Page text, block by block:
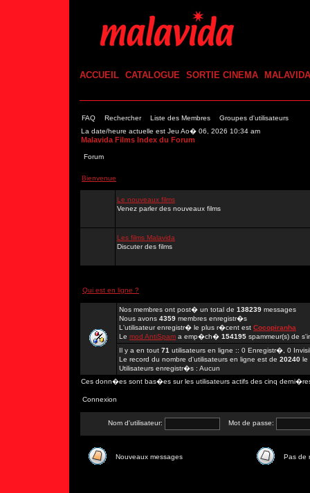
ACCUEIL CATALOGUE SORTIE CINEMA MALAVIDA
FAQ Rechercher Liste des Membres
Groupes d'utilisateurs
La date/heure actuelle est Jeu Ao� 06, 2026 10:34 am
Malavida Films Index du Forum
Forum
Bienvenue
Le nouveaux films
Venez parler des nouveaux films
Les films Malavida
Discuter des films
Qui est en ligne ?
Nos membres ont post� un total de 138239 messages
Nous avons 4359 membres enregistr�s
L'utilisateur enregistr� le plus r�cent est Cocopiranha
Le mod AntiSpam a emp�ch� 154195 spammeur(s) de
Il y a en tout 71 utilisateurs en ligne :: 0 Enregistr�, 0
Le record du nombre d'utilisateurs en ligne est de 20240 le
Utilisateurs enregistr�s : Aucun
Ces donn�es sont bas�es sur les utilisateurs actifs des cinq
Connexion
Nom d'utilisateur: Mot de passe:
Nouveaux messages Pas de